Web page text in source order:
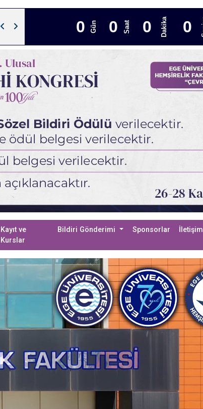
Kongre Tarihi : 26-28 Kasım 2025
Kayıt ve
Kurslar
Bildiri Gönderimi Sponsorlar İletişim